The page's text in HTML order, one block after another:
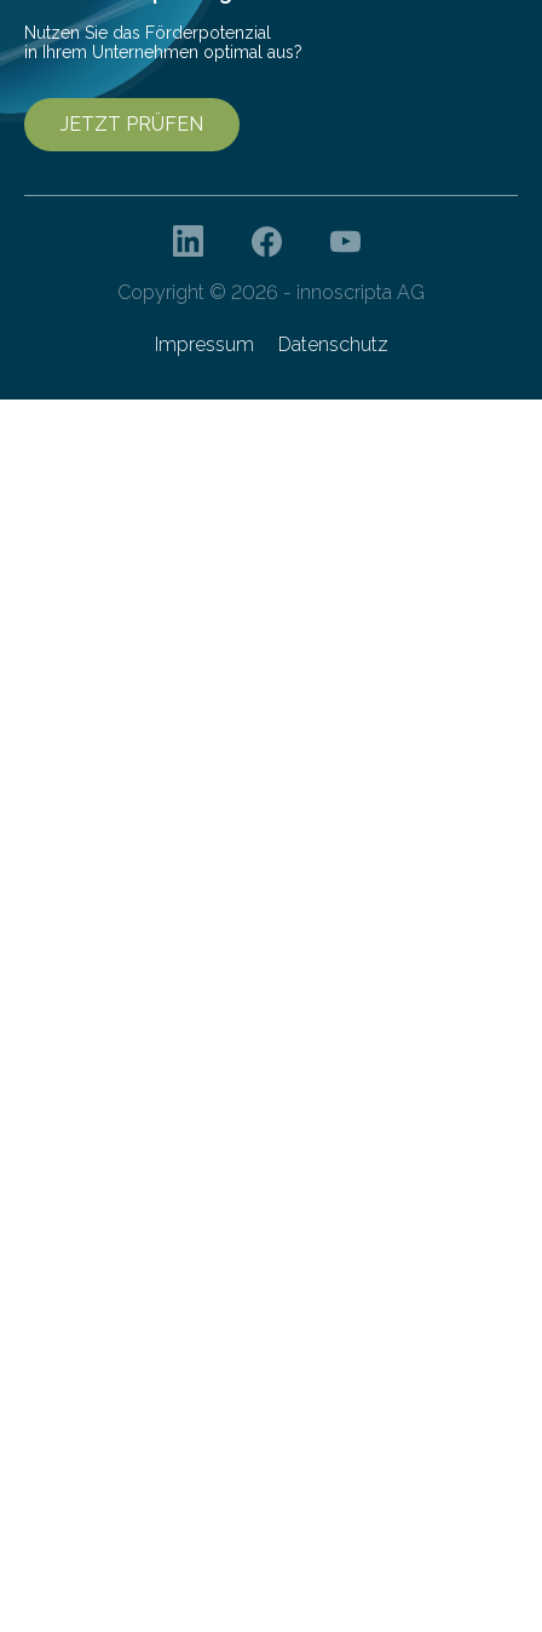
Nutzen Sie das Förderpotenzial
in Ihrem Unternehmen optimal aus?
JETZT PRÜFEN
Copyright © 2026 - innoscripta AG
Impressum Datenschutz